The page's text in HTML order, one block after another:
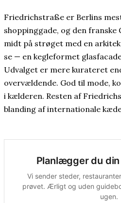
Friedrichstraße er Berlins
shoppinggade, og den
midt på strøget med en
se — en kegleformet
Udvalget er mere kurateret
overvældende. God til mode,
i kælderen. Resten af
blanding af internationale
Planlægger du
Vi sender steder,
prøvet. Ærligt og uden
ugen.